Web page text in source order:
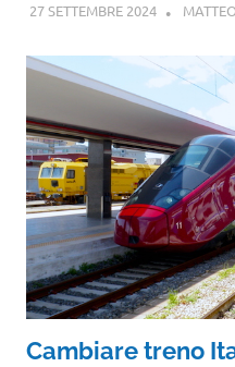
27 SETTEMBRE 2024
Cambiare treno